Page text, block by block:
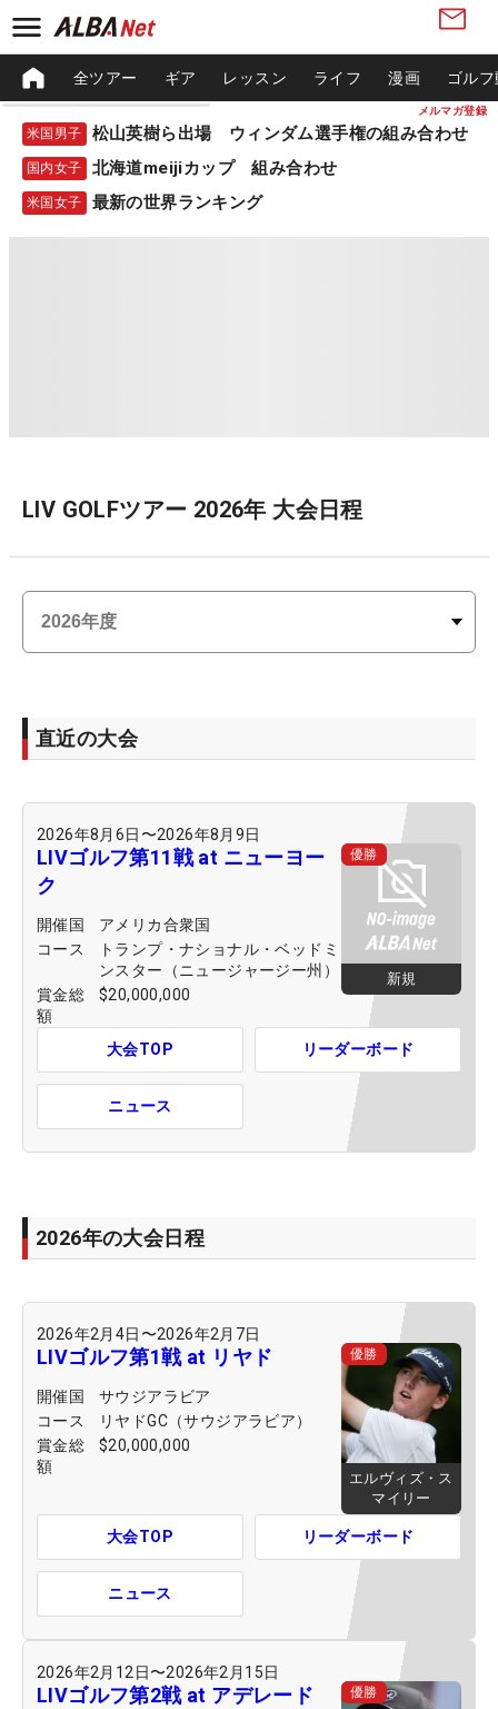
メルマガ登録
全ツアー ギア レッスン ライフ 漫画 ゴル
米国男子 松山英樹ら出場 ウィンダム選手権の組み合わせ
国内女子 北海道meijiカップ 組み合わせ
米国女子 最新の世界ランキング
LIV GOLFツアー 2026年 大会日程
直近の大会
2026年8月6日 〜2026年8月9日
LIVゴルフ第11戦 at ニューヨー
ク
開催国
アメリカ合衆国
コース
トランプ・ナショナル・ベッドミ
ンスター（ニュージャージー州）
賞金総
額
$20,000,000
優勝
新規
大会TOP リーダーボード
ニュース
2026年の大会日程
2026年2月4日 〜2026年2月7日
LIVゴルフ第1戦 at リヤド
開催国
サウジアラビア
コース
リヤドGC（サウジアラビア）
賞金総
額
$20,000,000
優勝
エルヴィズ・ス
マイリー
大会TOP リーダーボード
ニュース
2026年2月12日〜2026年2月15日
LIVゴルフ第2戦 at アデレード 優勝